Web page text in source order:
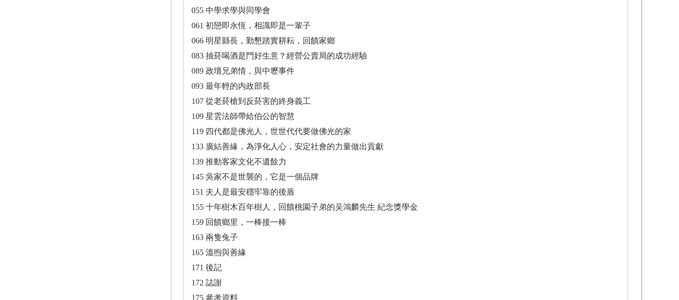
055 中學求學與同學會
061 初戀即永恆，相識即是一輩子
066 明星縣長，勤懇踏實耕耘，回饋家鄉
083 抽菸喝酒是門好生意？經營公賣局的成功經驗
089 政壇兄弟情，與中壢事件
093 最年輕的内政部長
107 從老菸槍到反菸害的終身義工
109 星雲法師帶給伯公的智慧
119 四代都是佛光人，世世代代要做佛光的家
133 廣結善緣，為淨化人心，安定社會的力量做出貢獻
139 推動客家文化不遺餘力
145 吳家不是世襲的，它是一個品牌
151 夫人是最安穩牢靠的後盾
155 十年樹木百年樹人，回饋桃園子弟的吴鴻麟先生 紀念獎學金
159 回饋鄉里，一棒接一棒
163 兩隻兔子
165 溫煦與善緣
171 後記
172 誌謝
175 參考資料